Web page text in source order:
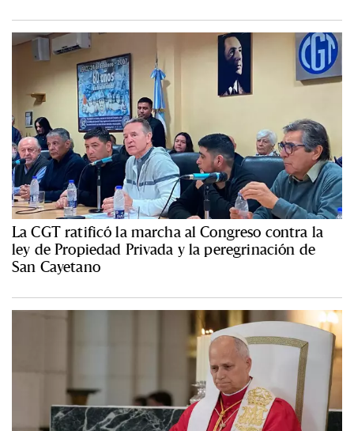
La CGT ratificó la marcha al Congreso contra la
ley de Propiedad Privada y la peregrinación de
San Cayetano